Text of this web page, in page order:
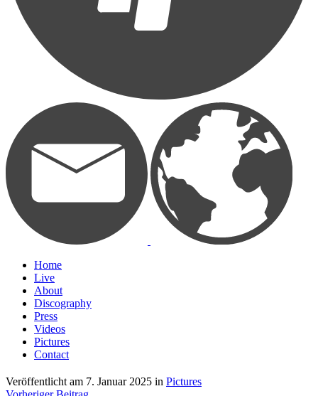
Home
Live
About
Discography
Press
Videos
Pictures
Contact
Veröffentlicht am 7. Januar 2025 in Pictures